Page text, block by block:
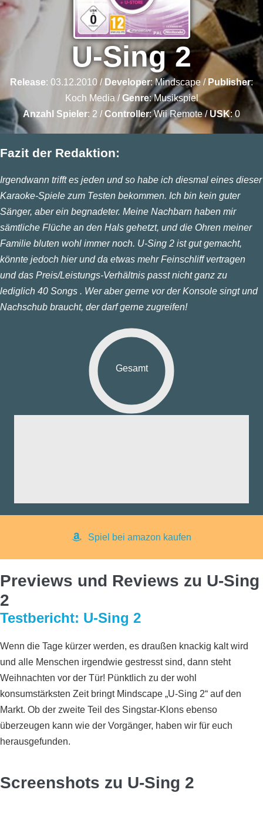
U-Sing 2
Release: 03.12.2010 / Developer:Mindscape / Publisher:
Koch Media /Genre:Musikspiel
Anzahl Spieler: 2 /Controller: Wii Remote / USK: 0
Fazit der Redaktion:
Irgendwann trifft es jeden und so habe ich diesmal eines dieser
Karaoke-Spiele zum Testen bekommen. Ich bin kein guter
Sänger, aber ein begnadeter. Meine Nachbarn haben mir
sämtliche Flüche an den Hals gehetzt, und die Ohren meiner
Familie bluten wohl immer noch. U-Sing 2 ist gut gemacht,
könnte jedoch hier und da etwas mehr Feinschliff vertragen
und das Preis/Leistungs-Verhältnis passt nicht ganz zu
lediglich 40 Songs . Wer aber gerne vor der Konsole singt und
Nachschub braucht, der darf gerne zugreifen!
Gesamt
Spiel bei amazon kaufen
Previews und Reviews zu U-Sing
2
Testbericht: U-Sing 2
Wenn die Tage kürzer werden, es draußen knackig kalt wird
und alle Menschen irgendwie gestresst sind, dann steht
Weihnachten vor der Tür! Pünktlich zu der wohl
konsumstärksten Zeit bringt Mindscape „U-Sing 2“ auf den
Markt. Ob der zweite Teil des Singstar-Klons ebenso
überzeugen kann wie der Vorgänger, haben wir für euch
herausgefunden.
Screenshots zu U-Sing 2